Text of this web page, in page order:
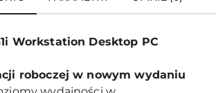
Workstation Desktop PC
roboczej w nowym wydaniu